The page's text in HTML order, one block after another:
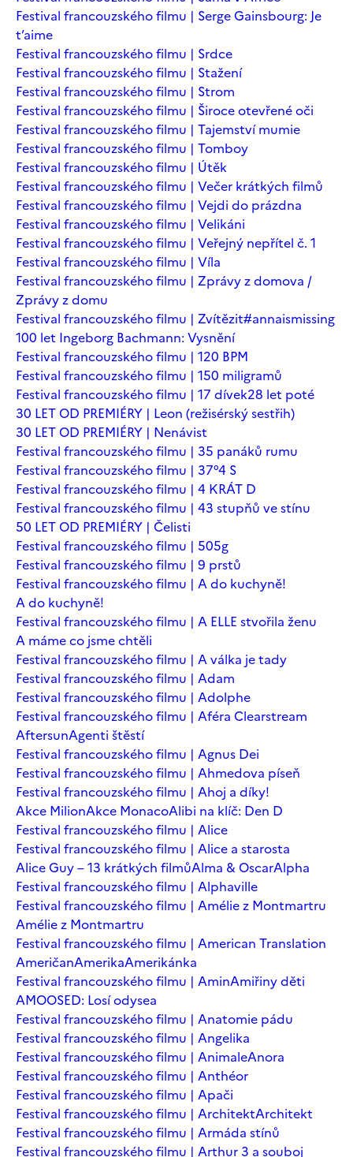
Festival francouzského filmu | Serge Gainsbourg: Je
t’aime
Festival francouzského filmu | Srdce
Festival francouzského filmu | Stažení
Festival francouzského filmu | Strom
Festival francouzského filmu | Široce otevřené oči
Festival francouzského filmu | Tajemství mumie
Festival francouzského filmu | Tomboy
Festival francouzského filmu | Útěk
Festival francouzského filmu | Večer krátkých filmů
Festival francouzského filmu | Vejdi do prázdna
Festival francouzského filmu | Velikáni
Festival francouzského filmu | Veřejný nepřítel č. 1
Festival francouzského filmu | Víla
Festival francouzského filmu | Zprávy z domova /
Zprávy z domu
Festival francouzského filmu | Zvítězit#annaismissing
100 let Ingeborg Bachmann: Vysnění
Festival francouzského filmu | 120 BPM
Festival francouzského filmu | 150 miligramů
Festival francouzského filmu | 17 dívek28 let poté
30 LET OD PREMIÉRY | Leon (režisérský sestřih)
30 LET OD PREMIÉRY | Nenávist
Festival francouzského filmu | 35 panáků rumu
Festival francouzského filmu | 37°4 S
Festival francouzského filmu | 4 KRÁT D
Festival francouzského filmu | 43 stupňů ve stínu
50 LET OD PREMIÉRY | Čelisti
Festival francouzského filmu | 505g
Festival francouzského filmu | 9 prstů
Festival francouzského filmu | A do kuchyně!
A do kuchyně!
Festival francouzského filmu | A ELLE stvořila ženu
A máme co jsme chtěli
Festival francouzského filmu | A válka je tady
Festival francouzského filmu | Adam
Festival francouzského filmu | Adolphe
Festival francouzského filmu | Aféra Clearstream
AftersunAgenti štěstí
Festival francouzského filmu | Agnus Dei
Festival francouzského filmu | Ahmedova píseň
Festival francouzského filmu | Ahoj a díky!
Akce MilionAkce MonacoAlibi na klíč: Den D
Festival francouzského filmu | Alice
Festival francouzského filmu | Alice a starosta
Alice Guy – 13 krátkých filmůAlma & OscarAlpha
Festival francouzského filmu | Alphaville
Festival francouzského filmu | Amélie z Montmartru
Amélie z Montmartru
Festival francouzského filmu | American Translation
AmeričanAmerikaAmerikánka
Festival francouzského filmu | AminAmiřiny děti
AMOOSED: Losí odysea
Festival francouzského filmu | Anatomie pádu
Festival francouzského filmu | Angelika
Festival francouzského filmu | AnimaleAnora
Festival francouzského filmu | Anthéor
Festival francouzského filmu | Apači
Festival francouzského filmu | ArchitektArchitekt
Festival francouzského filmu | Armáda stínů
Festival francouzského filmu | Arthur 3 a souboj